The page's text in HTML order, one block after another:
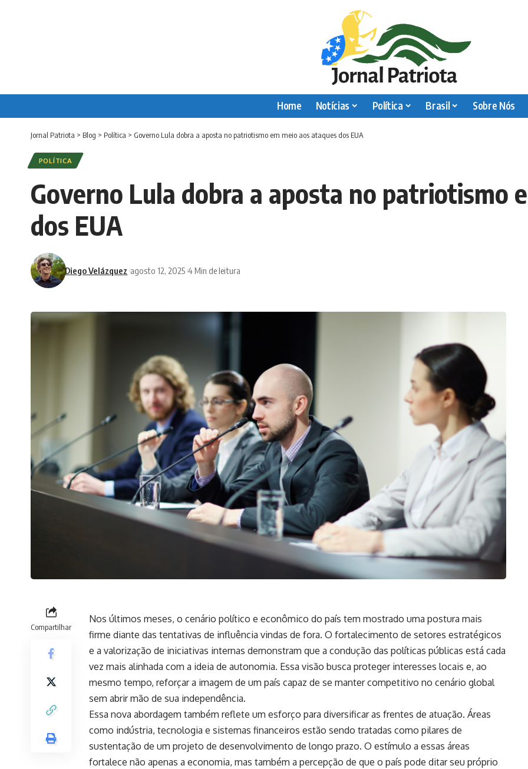
Home Notícias Política Brasil Sobre Nós
Jornal Patriota > Blog > Política > Governo Lula dobra a aposta no patriotismo em meio aos ataques dos EUA
POLÍTICA
Governo Lula dobra a aposta no patriotismo
dos EUA
Diego Velázquez agosto 12, 2025 4 Min de leitura
Compartilhar
Nos últimos meses, o cenário político e econômico do país tem mostrado uma postura mais
firme diante das tentativas de influência vindas de fora. O fortalecimento de setores estratégicos
e a valorização de iniciativas internas demonstram que a condução das políticas públicas está cada
vez mais alinhada com a ideia de autonomia. Essa visão busca proteger interesses locais e, ao
mesmo tempo, reforçar a imagem de um país capaz de se manter competitivo no cenário global
sem abrir mão de sua independência.
Essa nova abordagem também reflete um esforço para diversificar as frentes de atuação. Áreas
como indústria, tecnologia e sistemas financeiros estão sendo tratadas como pilares de
sustentação de um projeto de desenvolvimento de longo prazo. O estímulo a essas áreas
fortalece não apenas a economia, mas também a percepção de que o país pode ditar seu próprio